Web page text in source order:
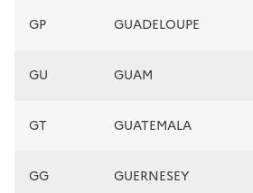
GP GUADELOUPE
GU GUAM
GT GUATEMALA
GG GUERNESEY